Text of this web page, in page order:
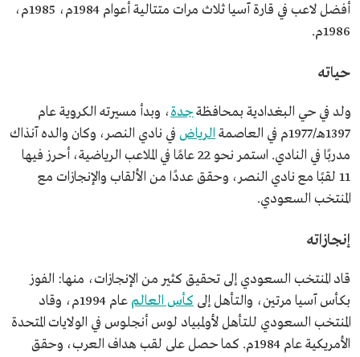
تاريخ الميلاد
1959م.
مكان الميلاد
إنجازات
حاز لقب أفضل لاعب في قارة آسيا ثلاث مرات متتالية.
حصل على لقب عميد لاعبي العالم.
أفضل لاعب في قارة آسيا ثلاث مرات متتالية أعوام 1984م، 1985م،
1986م.
حياته
ولد في حي البغدادية بمحافظةجدة، وبدأ مسيرته الكروية عام
1397هـ/1977م في العاصمة
الرياض في نادي النصر، وكان والده آنذاك
مدربًا في النادي. استمر نحو 22 عامًا في الملاعب الرياضية، أحرز فيها
11 لقبًا مع نادي النصر، وحقق عددًا من الألقاب والإنجازات مع
المنتخب السعودي.
إنجازاته
قاد المنتخب السعودي إلى تحقيق كثير من الإنجازات، منها: الفوز
بكأس آسيا مرتين، والتأهل إلى كأس العالم
عام 1994م، وقاد
المنتخب السعودي للتأهل لأولمبياد لوس أنجلوس في الولايات المتحدة
الأمريكية عام 1984م. كما حصل على لقب هداف العرب، وحقق